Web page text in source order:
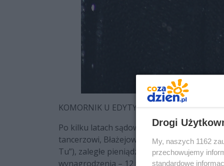
KOMORNIK U EDYTY GÓRNIAK!
Po kilku latach sądowego procesu zapadł
tancerzowi, Błażejowi Szychowskiemu (z
Tu”), zaległe pieniądze. Tancerz i
wynagrodzenia – 12 tysięcy. I, mimo że dla
Drogi
My, naszych 1162
przechowujemy
standardowe